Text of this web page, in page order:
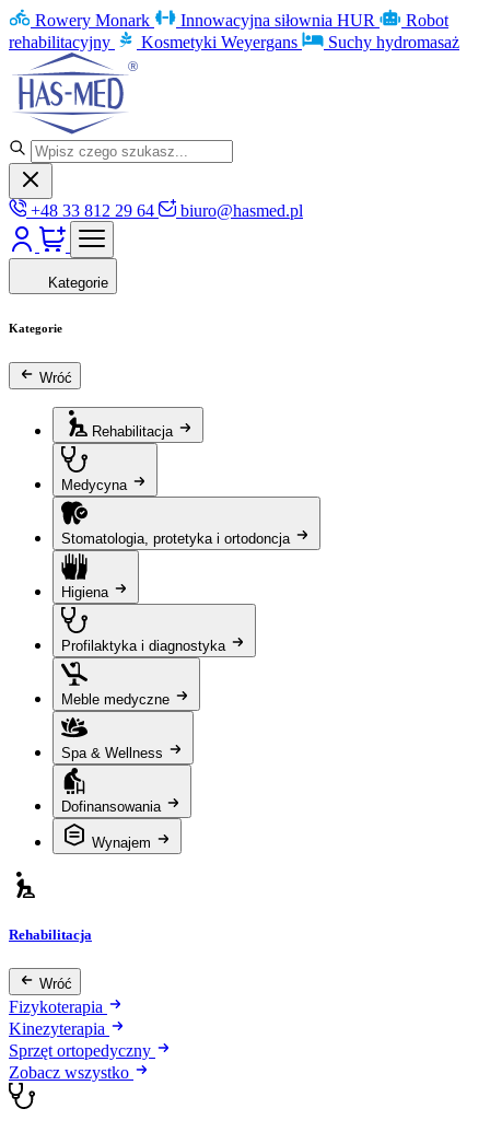
Rowery Monark Innowacyjna siłownia HUR
Robot
rehabilitacyjny
Kosmetyki Weyergans Suchy hydromasaż
+48 33 812 29 64 biuro@hasmed.pl
Kategorie
Kategorie
Wróć
Rehabilitacja
Medycyna
Stomatologia, protetyka i ortodoncja
Higiena
Profilaktyka i diagnostyka
Meble medyczne
Spa & Wellness
Dofinansowania
Wynajem
Rehabilitacja
Wróć
Fizykoterapia
Kinezyterapia
Sprzęt ortopedyczny
Zobacz wszystko